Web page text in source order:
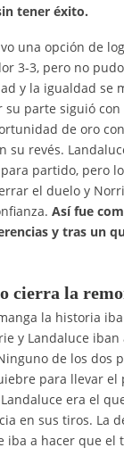
tener éxito.
una opción de
3-3, pero no
y la igualdad se
su parte siguió
de oro
su revés.
partido, pero
el duelo y
Así fue
y tras un
cierra la
la historia
y Landaluce
de los dos
para llevar el
era el
en sus tiros. La
iba a hacer que el